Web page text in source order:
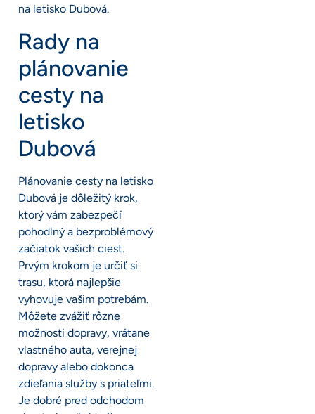
na letisko Dubová.
Rady na
plánovanie
cesty na
letisko
Dubová
Plánovanie cesty na letisko
Dubová je dôležitý krok,
ktorý vám zabezpečí
pohodlný a bezproblémový
začiatok vašich ciest.
Prvým krokom je určiť si
trasu, ktorá najlepšie
vyhovuje vašim potrebám.
Môžete zvážiť rôzne
možnosti dopravy, vrátane
vlastného auta, verejnej
dopravy alebo dokonca
zdieľania služby s priateľmi.
Je dobré pred odchodom